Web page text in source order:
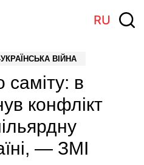
RU
ВІЙНА
в
конфлікт
— ЗМІ